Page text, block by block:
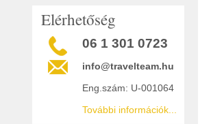
Elérhetőség
06 1 301 0723
info@travelteam.hu
Eng.szám: U-001064
További információk...